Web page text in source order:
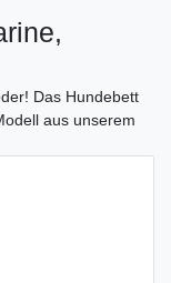
Das Hundebett
aus unserem